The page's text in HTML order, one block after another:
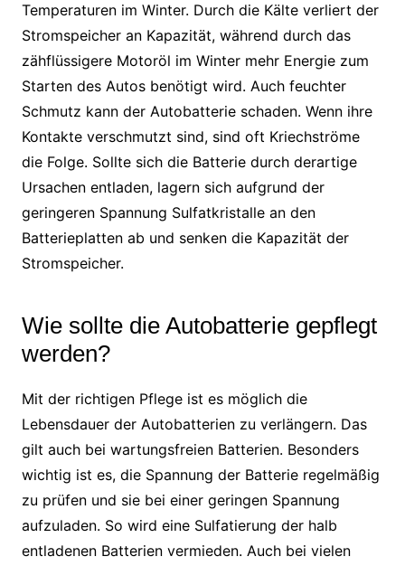
Temperaturen im Winter. Durch die Kälte verliert der
Stromspeicher an Kapazität, während durch das
zähflüssigere Motoröl im Winter mehr Energie zum
Starten des Autos benötigt wird. Auch feuchter
Schmutz kann der Autobatterie schaden. Wenn ihre
Kontakte verschmutzt sind, sind oft Kriechströme
die Folge. Sollte sich die Batterie durch derartige
Ursachen entladen, lagern sich aufgrund der
geringeren Spannung Sulfatkristalle an den
Batterieplatten ab und senken die Kapazität der
Stromspeicher.
Wie sollte die Autobatterie gepflegt
werden?
Mit der richtigen Pflege ist es möglich die
Lebensdauer der Autobatterien zu verlängern. Das
gilt auch bei wartungsfreien Batterien. Besonders
wichtig ist es, die Spannung der Batterie regelmäßig
zu prüfen und sie bei einer geringen Spannung
aufzuladen. So wird eine Sulfatierung der halb
entladenen Batterien vermieden. Auch bei vielen